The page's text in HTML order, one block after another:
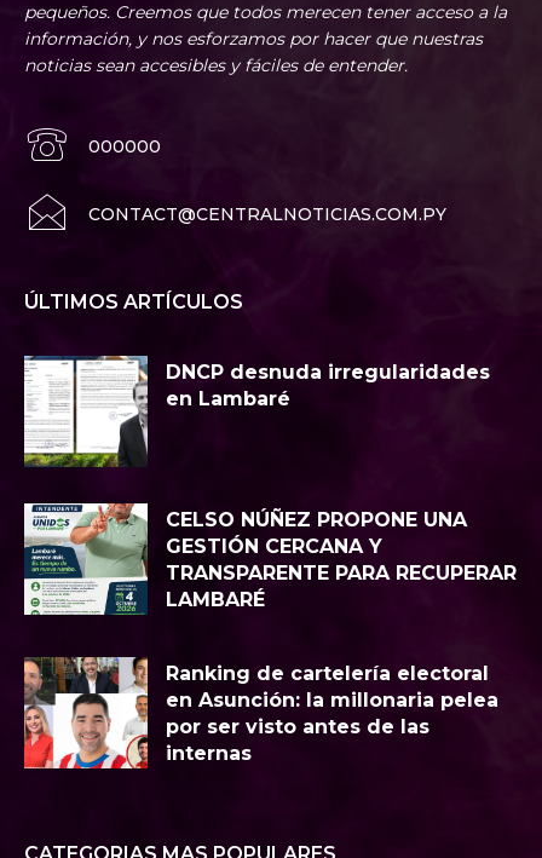
pequeños. Creemos que todos merecen tener acceso a la
información, y nos esforzamos por hacer que nuestras
noticias sean accesibles y fáciles de entender.
000000
CONTACT@CENTRALNOTICIAS.COM.PY
ÚLTIMOS ARTÍCULOS
DNCP desnuda irregularidades
en Lambaré
CELSO NÚÑEZ PROPONE UNA
GESTIÓN CERCANA Y
TRANSPARENTE PARA RECUPERAR
LAMBARÉ
Ranking de cartelería electoral
en Asunción: la millonaria pelea
por ser visto antes de las
internas